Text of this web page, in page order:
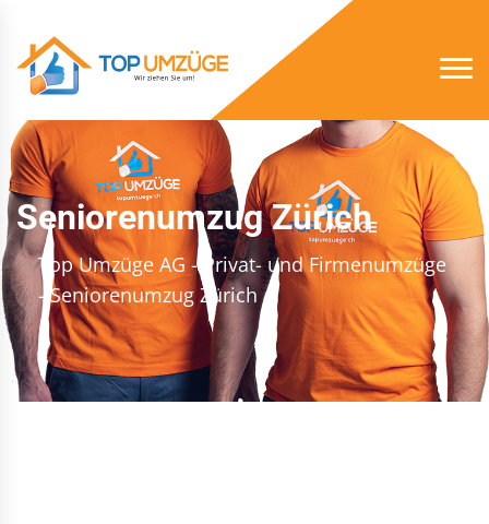
Seniorenumzug Zürich
Top Umzüge AG - Privat- und Firmenumzüge
- Seniorenumzug Zürich